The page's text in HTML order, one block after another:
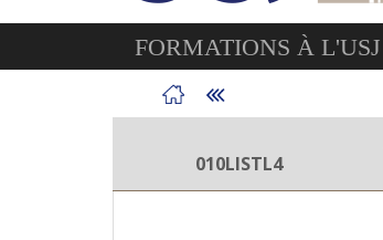
FORMATIONS À L'USJ
010LISTL4